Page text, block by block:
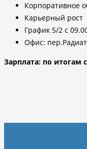
Корпоративное
Карьерный рост
График 5/2 с
Офис:
Зарплата: по итогам